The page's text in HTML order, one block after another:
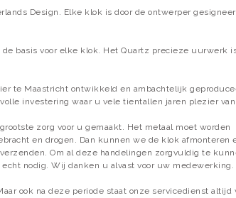
Design. Elke klok is door de ontwerper
basis voor elke klok. Het Quartz precieze uurwerk
te Maastricht ontwikkeld en ambachtelijk
investering waar u vele tientallen jaren plezier
zorg voor u gemaakt. Het metaal moet worden
en drogen. Dan kunnen we de klok afmonteren
Om al deze handelingen zorgvuldig te
nodig. Wij danken u alvast voor uw medewerking.
ook na deze periode staat onze servicedienst altijd